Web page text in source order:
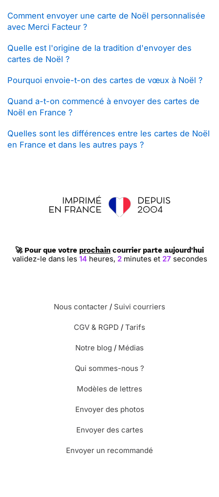
Comment envoyer une carte de Noël personnalisée
avec Merci Facteur ?
Quelle est l'origine de la tradition d'envoyer des
cartes de Noël ?
Pourquoi envoie-t-on des cartes de vœux à Noël ?
Quand a-t-on commencé à envoyer des cartes de
Noël en France ?
Quelles sont les différences entre les cartes de Noël
en France et dans les autres pays ?
🚀 Pour que votre prochain courrier parte aujourd'hui
validez-le dans les 14heures, 2minutes et 26 secondes
Nous contacter / Suivi courriers
CGV & RGPD / Tarifs
Notre blog / Médias
Qui sommes-nous ?
Modèles de lettres
Envoyer des photos
Envoyer des cartes
Envoyer un recommandé